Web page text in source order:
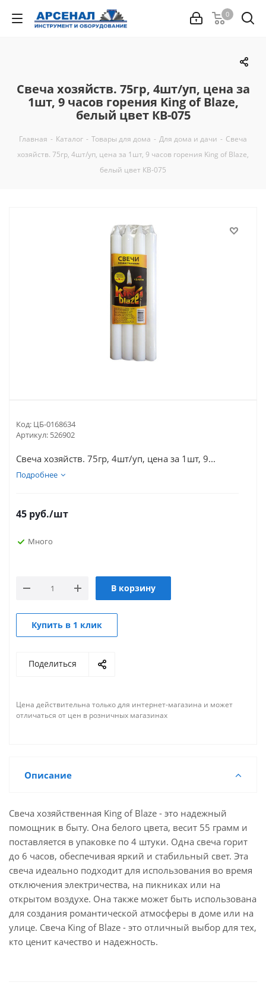
0
Свеча хозяйств. 75гр, 4шт/уп, цена за
1шт, 9 часов горения King of Blaze,
белый цвет КВ-075
Главная - Каталог - Товары для дома - Для дома и дачи - Свеча
хозяйств. 75гр, 4шт/уп, цена за 1шт, 9 часов горения King of Blaze,
белый цвет КВ-075
Код: ЦБ-0168634
Артикул: 526902
Свеча хозяйств. 75гр, 4шт/уп, цена за 1шт, 9...
Подробнее
45 руб./шт
Много
В корзину
Купить в 1 клик
Поделиться
Цена действительна только для интернет-магазина и может
отличаться от цен в розничных магазинах
Описание
Свеча хозяйственная King of Blaze - это надежный
помощник в быту. Она белого цвета, весит 55 грамм и
поставляется в упаковке по 4 штуки. Одна свеча горит
до 6 часов, обеспечивая яркий и стабильный свет. Эта
свеча идеально подходит для использования во время
отключения электричества, на пикниках или на
открытом воздухе. Она также может быть использована
для создания романтической атмосферы в доме или на
улице. Свеча King of Blaze - это отличный выбор для тех,
кто ценит качество и надежность.